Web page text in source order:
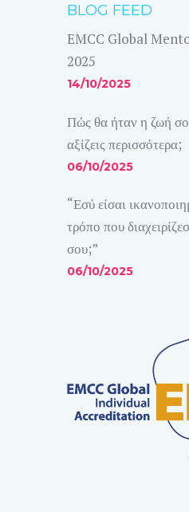
BLOG FEED
EMCC Global
2025
14/10/2025
Πώς θα ήταν η ζωή
αξίζεις περισσότερα;
06/10/2025
“Εσύ είσαι
τρόπο που
σου;”
06/10/2025